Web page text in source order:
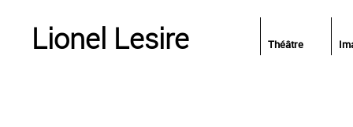
Lionel Lesire Théâtre